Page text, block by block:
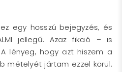
egy hosszú bejegyzés, és
jellegű. Azaz fikció – is
lényeg, hogy azt hiszem a
mételyét jártam ezzel körül.